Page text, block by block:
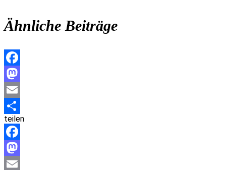
Ähnliche Beiträge
Facebook
Mastodon
Email
Teilen
teilen
Facebook
Mastodon